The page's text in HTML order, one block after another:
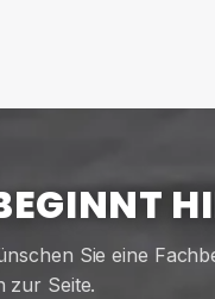
Sie eine
zur Seite.